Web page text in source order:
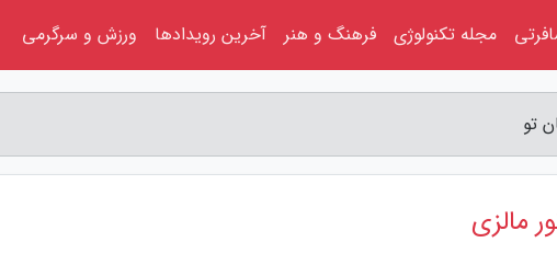
تو
مالزی
مجله تکنولوژی فرهنگ و هنر آخرین رویدادها ورزش و سرگرمی